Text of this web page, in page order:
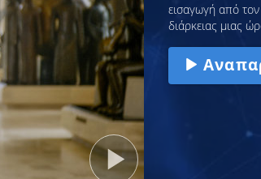
εισαγωγή από τον
διάρκειας μιας